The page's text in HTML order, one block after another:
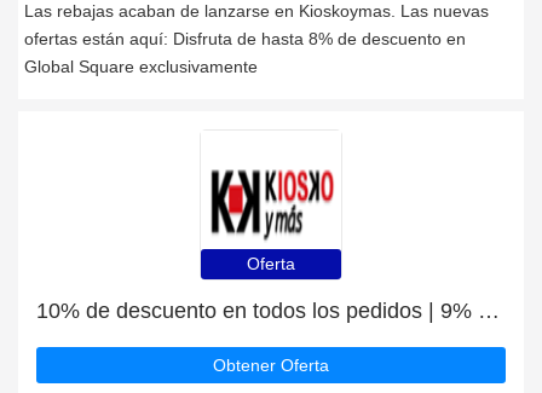
Las rebajas acaban de lanzarse en Kioskoymas. Las nuevas
ofertas están aquí: Disfruta de hasta 8% de descuento en
Global Square exclusivamente
Oferta
10% de descuento en todos los pedidos | 9% de descuento en Cuadernos FAES
Obtener Oferta